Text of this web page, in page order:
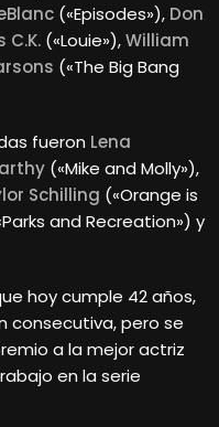
(«Episodes»), Don
C.K. («Louie»),William
(«The Big Bang
fueron Lena
(«Mike and Molly»),
Schilling («Orange is
and Recreation») y
hoy cumple 42 años,
consecutiva, pero se
a la mejor actriz
en la serie